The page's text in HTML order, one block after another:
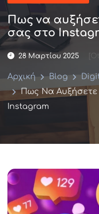
Πως να
σας στο
28 Μαρτίου 2025
Αρχική Blog
Πως Να Αυξήσετε
Instagram